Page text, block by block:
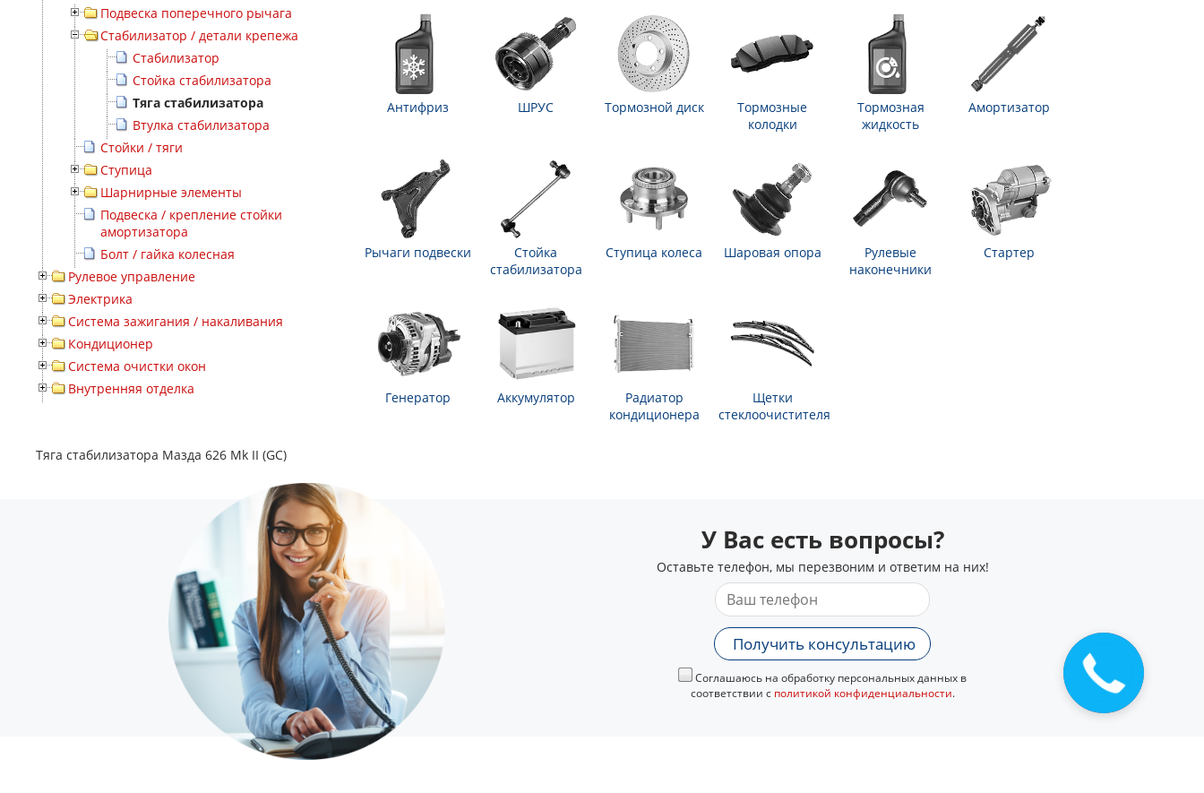
Подвеска поперечного рычага
Стабилизатор / детали крепежа
Стабилизатор
Стойка стабилизатора
Тяга стабилизатора
Втулка стабилизатора
Стойки / тяги
Ступица
Шарнирные элементы
Подвеска / крепление стойки
амортизатора
Болт / гайка колесная
Рулевое управление
Электрика
Система зажигания / накаливания
Кондиционер
Система очистки окон
Внутренняя отделка
Антифриз ШРУС Тормозной диск
Тормозные
колодки
Тормозная
жидкость
Амортизатор
Рычаги подвески
Стойка
стабилизатора
Ступица колеса Шаровая опора
Рулевые
наконечники
Стартер
Генератор Аккумулятор
Радиатор
кондиционера
Щетки
стеклоочистителя
Тяга стабилизатора Мазда 626 Mk II (GC)
У Вас есть вопросы?
Оставьте телефон, мы перезвоним и ответим на них!
Получить консультацию
Соглашаюсь на обработку персональных данных в
соответствии с политикой конфиденциальности.